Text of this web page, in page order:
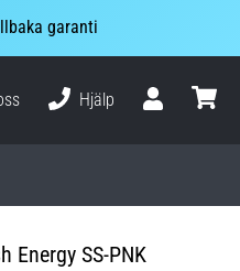
garanti
Hjälp
Energy SS-PNK